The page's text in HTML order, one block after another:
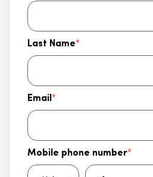
Last Name*
Email *
Mobile phone number*